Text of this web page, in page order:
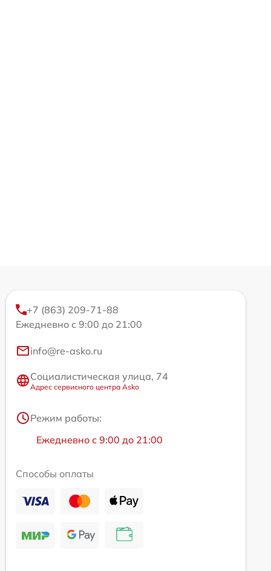
+7 (863) 209-71-88
Ежедневно с 9:00 до 21:00
info@re-asko.ru
Социалистическая улица, 74
Адрес сервисного центра Asko
Режим работы:
Ежедневно с 9:00 до 21:00
Способы оплаты